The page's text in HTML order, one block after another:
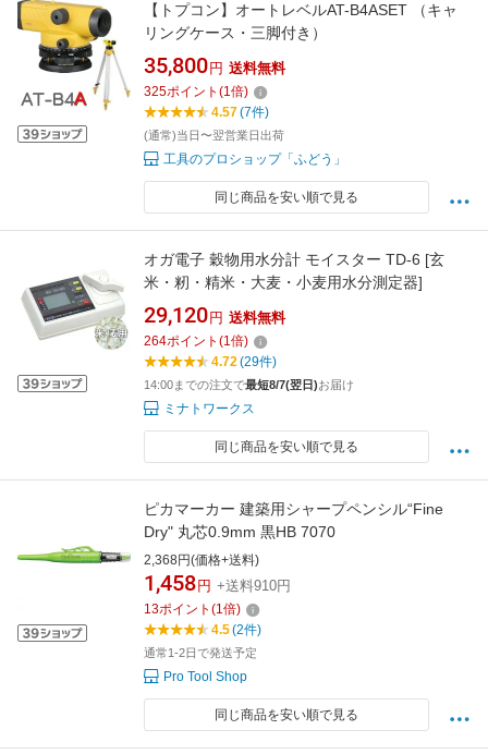
【トプコン】オートレベルAT-B4ASET （キャ
リングケース・三脚付き）
35,800 円 送料無料
325ポイント (1倍)
4.57(7件)
(通常)当日〜翌営業日出荷
工具のプロショップ「ふどう」
同じ商品を安い順で見る
オガ電子 穀物用水分計 モイスター TD-6 [玄
米・籾・精米・大麦・小麦用水分測定器]
29,120 円 送料無料
264ポイント (1倍)
4.72(29件)
14:00までの注文で最短8/7(翌日)お届け
ミナトワークス
同じ商品を安い順で見る
ピカマーカー 建築用シャープペンシル“Fine
Dry" 丸芯0.9mm 黒HB 7070
2,368円(価格+送料)
1,458 円 +送料910円
13ポイント (1倍)
4.5(2件)
通常1-2日で発送予定
Pro Tool Shop
同じ商品を安い順で見る